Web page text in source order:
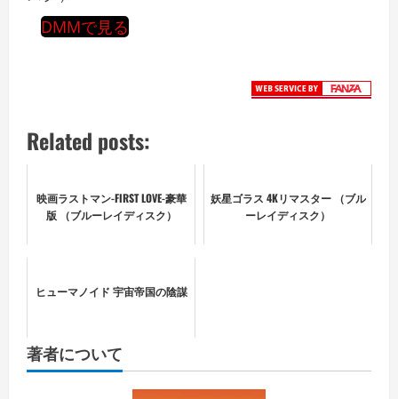
DMMで見る
Related posts:
映画ラストマン-FIRST LOVE-豪華
版 （ブルーレイディスク）
妖星ゴラス 4Kリマスター （ブル
ーレイディスク）
ヒューマノイド 宇宙帝国の陰謀
著者について